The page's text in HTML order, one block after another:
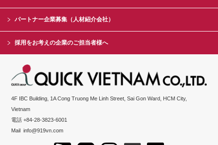
パートナー企業募集（人材紹介会社）
採用をお考えの企業のご担当者様へ
4F IBC Building, 1A Cong Truong Me Linh Street, Sai Gon Ward, HCM City,
Vietnam
電話 +84-28-3823-6001
Mailinfo@919vn.com